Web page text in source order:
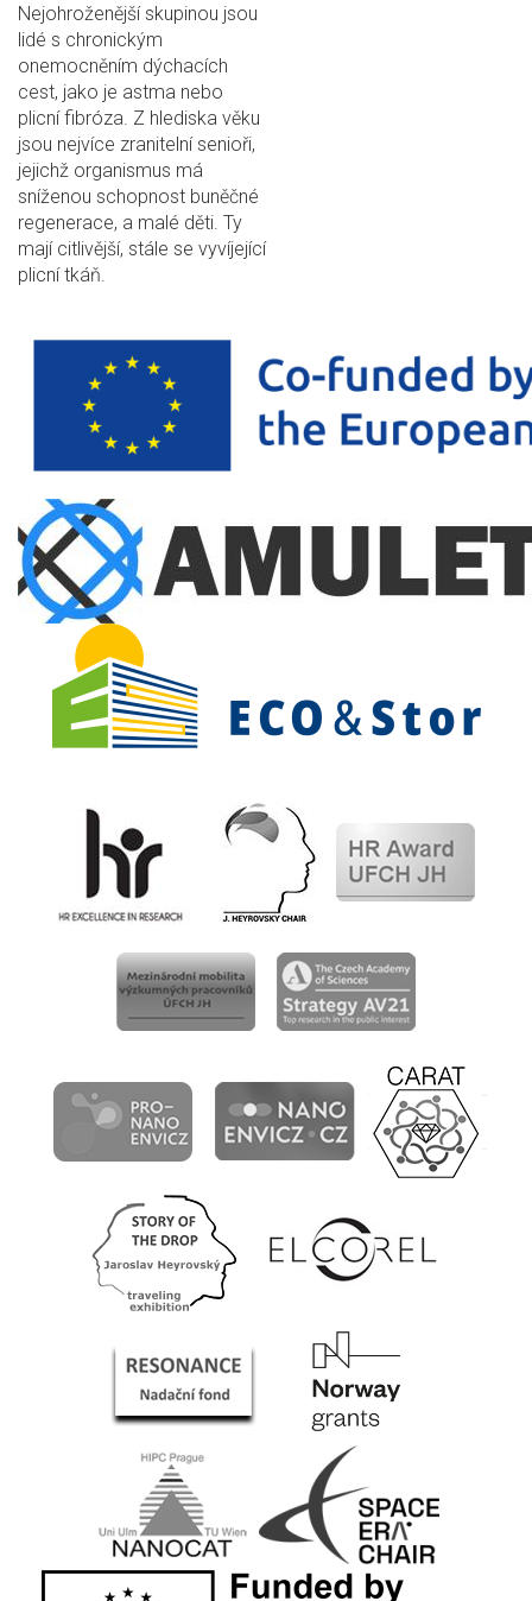
Nejohroženější skupinou jsou
lidé s chronickým
onemocněním dýchacích
cest, jako je astma nebo
plicní fibróza. Z hlediska věku
jsou nejvíce zranitelní senioři,
jejichž organismus má
sníženou schopnost buněčné
regenerace, a malé děti. Ty
mají citlivější, stále se vyvíjející
plicní tkáň.